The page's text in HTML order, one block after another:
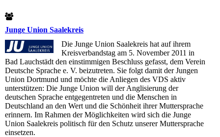
Junge Union Saalekreis
Die Junge Union Saalekreis hat auf ihrem
Kreisverbandstag am 5. November 2011 in
Bad Lauchstädt den einstimmigen Beschluss gefasst, dem Verein
Deutsche Sprache e. V. beizutreten. Sie folgt damit der Jungen
Union Dortmund und möchte die Anliegen des VDS aktiv
unterstützen: Die Junge Union will der Anglisierung der
deutschen Sprache entgegentreten und die Menschen in
Deutschland an den Wert und die Schönheit ihrer Muttersprache
erinnern. Im Rahmen der Möglichkeiten wird sich die Junge
Union Saalekreis politisch für den Schutz unserer Muttersprache
einsetzen.